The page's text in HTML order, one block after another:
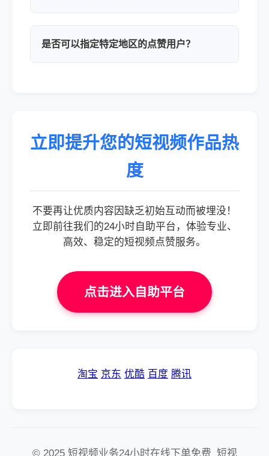
是否可以指定特定地区的点赞用户？
立即提升您的短视频作品热
度
不要再让优质内容因缺乏初始互动而被埋没！
立即前往我们的24小时自助平台，体验专业、
高效、稳定的短视频点赞服务。
点击进入自助平台
淘宝 京东 优酷 百度 腾讯
© 2025 短视频业务24小时在线下单免费_短视